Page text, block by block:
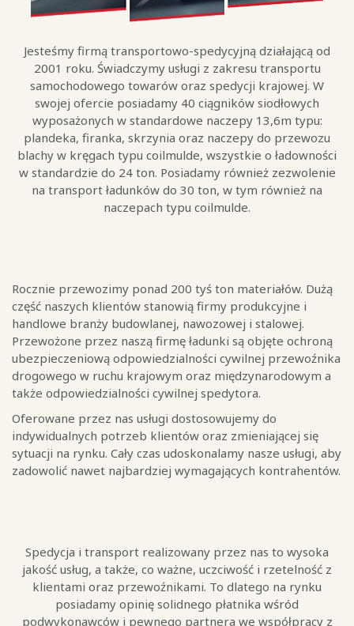
Jesteśmy firmą transportowo-spedycyjną działającą od
2001 roku. Świadczymy usługi z zakresu transportu
samochodowego towarów oraz spedycji krajowej. W
swojej ofercie posiadamy 40 ciągników siodłowych
wyposażonych w standardowe naczepy 13,6m typu:
plandeka, firanka, skrzynia oraz naczepy do przewozu
blachy w kręgach typu coilmulde, wszystkie o ładowności
w standardzie do 24 ton. Posiadamy również zezwolenie
na transport ładunków do 30 ton, w tym również na
naczepach typu coilmulde.
Rocznie przewozimy ponad 200 tyś ton materiałów. Dużą
część naszych klientów stanowią firmy produkcyjne i
handlowe branży budowlanej, nawozowej i stalowej.
Przewożone przez naszą firmę ładunki są objęte ochroną
ubezpieczeniową odpowiedzialności cywilnej przewoźnika
drogowego w ruchu krajowym oraz międzynarodowym a
także odpowiedzialności cywilnej spedytora.
Oferowane przez nas usługi dostosowujemy do
indywidualnych potrzeb klientów oraz zmieniającej się
sytuacji na rynku. Cały czas udoskonalamy nasze usługi, aby
zadowolić nawet najbardziej wymagających kontrahentów.
Spedycja i transport realizowany przez nas to wysoka
jakość usług, a także, co ważne, uczciwość i rzetelność z
klientami oraz przewoźnikami. To dlatego na rynku
posiadamy opinię solidnego płatnika wśród
podwykonawców i pewnego partnera we współpracy z